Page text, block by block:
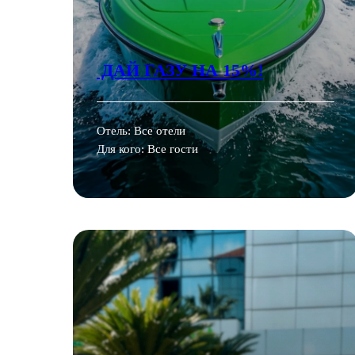
ДАЙ ГАЗУ НА 15%!
Отель: Все отели
Для кого: Все гости